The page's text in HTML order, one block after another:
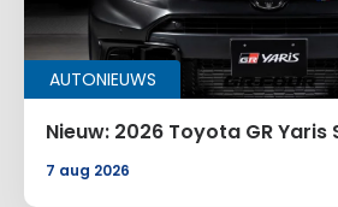
AUTONIEUWS
Nieuw: 2026 Toyota GR Yaris
7 aug 2026